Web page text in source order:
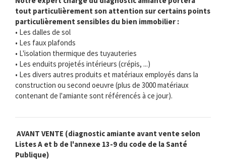
tout particulièrement son attention sur certains points
particulièrement sensibles du bien immobilier :
• Les dalles de sol
• Les faux plafonds
• L'isolation thermique des tuyauteries
• Les enduits projetés intérieurs (crépis, ...)
• Les divers autres produits et matériaux employés dans la
construction ou second oeuvre (plus de 3000 matériaux
contenant de l'amiante sont référencés à ce jour).
AVANT VENTE (diagnostic amiante avant vente selon
Listes A et b de l'annexe 13-9 du code de la Santé
Publique)